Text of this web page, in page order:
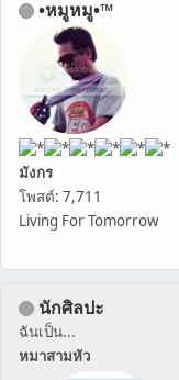
•หมูหมู•™
มังกร
โพสต์: 7,711
Living For Tomorrow
นักศิลปะ
ฉันเป็น...
หมาสามหัว